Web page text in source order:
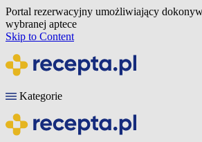
Portal rezerwacyjny umożliwiający
wybranej aptece
Skip to Content
Kategorie